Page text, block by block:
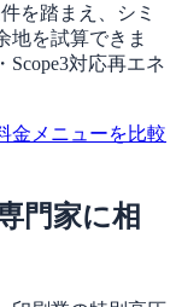
を踏まえ、シミ
地を試算できま
対応再エネ
金メニューを比較
門家に相